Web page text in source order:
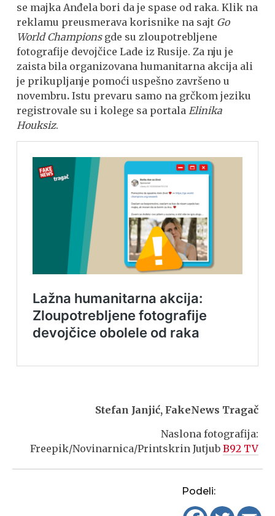
se majka Anđela bori da je spase od raka. Klik na
reklamu preusmerava korisnike na sajt Go
World Championsgde su zloupotrebljene
fotografije devojčice Lade iz Rusije. Za nju je
zaista bila organizovana humanitarna akcija ali
je prikupljanje pomoći uspešno završeno u
novembru. Istu prevaru samo na grčkom jeziku
registrovale su i kolege sa portalaElinika
Houksiz.
Stefan Janjić, FakeNews Tragač
Naslona fotografija:
Freepik/Novinarnica/Printskrin Jutjub B92 TV
Podeli: